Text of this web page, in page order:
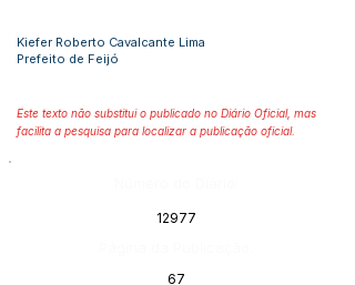
Kiefer Roberto Cavalcante Lima
Prefeito de Feijó
Este texto não substitui o publicado no Diário Oficial, mas
facilita a pesquisa para localizar a publicação oficial.
12977
67